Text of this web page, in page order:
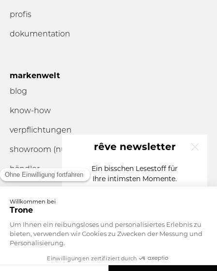
profis
dokumentation
markenwelt
blog
know-how
verpflichtungen
showroom (nur nach
Terminvereinbarung)
händler
Währung
Deutschland
rêve newsletter
Ein bisschen Lesestoff für
Ihre intimsten Momente.